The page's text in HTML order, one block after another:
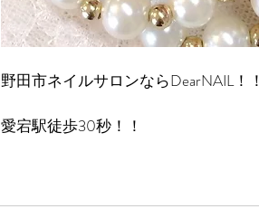
野田市ネイルサロンならDearNAIL！！
愛宕駅徒歩30秒！！